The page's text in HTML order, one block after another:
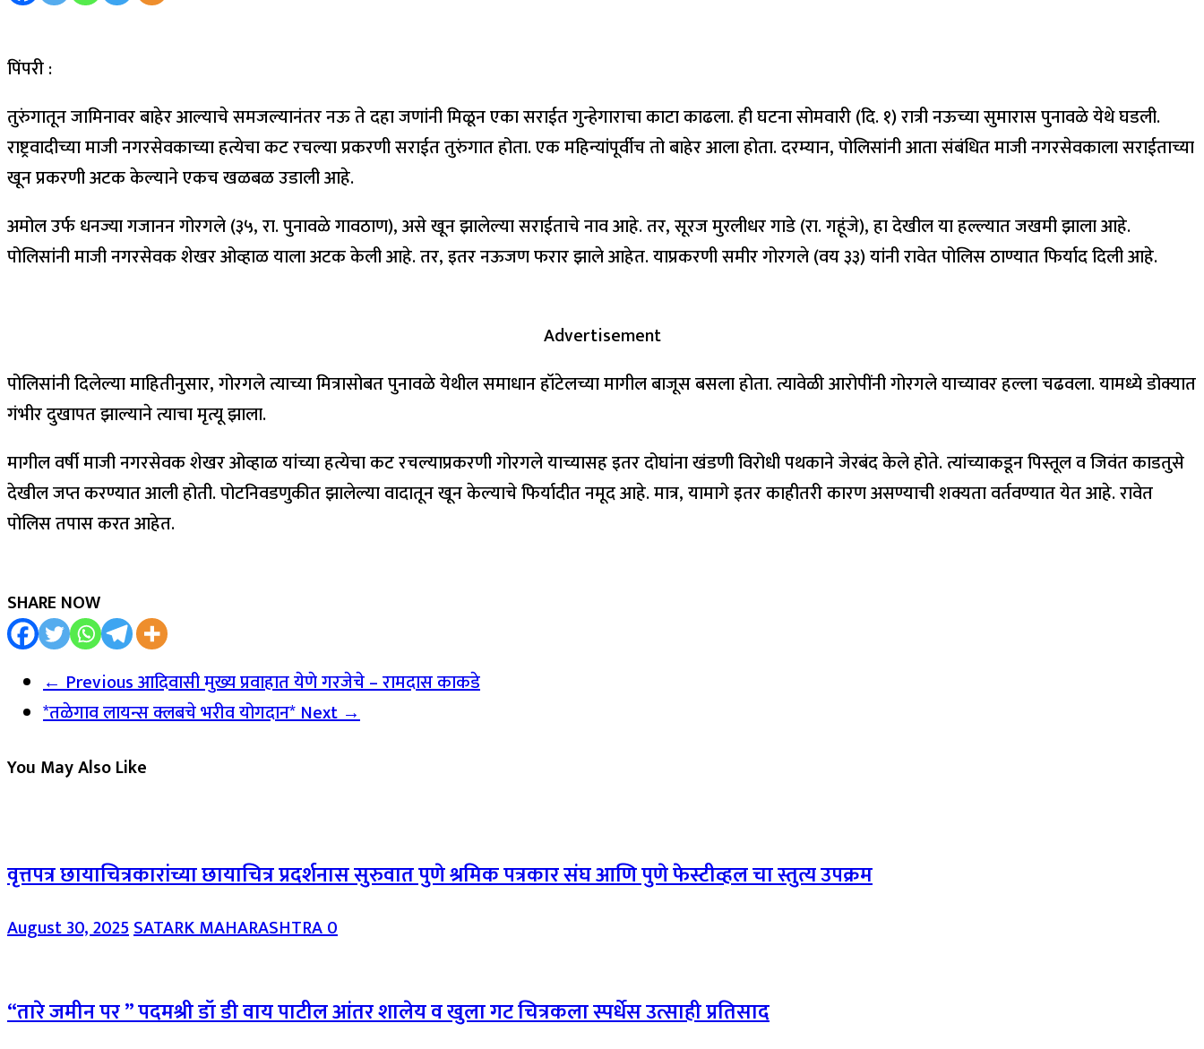
पिंपरी :
तुरुंगातून जामिनावर बाहेर आल्याचे समजल्यानंतर नऊ ते दहा जणांनी मिळून एका सराईत गुन्हेगाराचा काटा काढला. ही घटना सोमवारी (दि. १) रात्री नऊच्या सुमारास पुनावळे येथे घडली.
राष्ट्रवादीच्या माजी नगरसेवकाच्या हत्येचा कट रचल्या प्रकरणी सराईत तुरुंगात होता. एक महिन्यांपूर्वीच तो बाहेर आला होता. दरम्यान, पोलिसांनी आता संबंधित माजी नगरसेवकाला सराईताच्या
खून प्रकरणी अटक केल्याने एकच खळबळ उडाली आहे.
अमोल उर्फ धनज्या गजानन गोरगले (३५, रा. पुनावळे गावठाण), असे खून झालेल्या सराईताचे नाव आहे. तर, सूरज मुरलीधर गाडे (रा. गहूंजे), हा देखील या हल्ल्यात जखमी झाला आहे.
पोलिसांनी माजी नगरसेवक शेखर ओव्हाळ याला अटक केली आहे. तर, इतर नऊजण फरार झाले आहेत. याप्रकरणी समीर गोरगले (वय ३३) यांनी रावेत पोलिस ठाण्यात फिर्याद दिली आहे.
Advertisement
पोलिसांनी दिलेल्या माहितीनुसार, गोरगले त्याच्या मित्रासोबत पुनावळे येथील समाधान हॉटेलच्या मागील बाजूस बसला होता. त्यावेळी आरोपींनी गोरगले याच्यावर हल्ला चढवला. यामध्ये डोक्यात
गंभीर दुखापत झाल्याने त्याचा मृत्यू झाला.
मागील वर्षी माजी नगरसेवक शेखर ओव्हाळ यांच्या हत्येचा कट रचल्याप्रकरणी गोरगले याच्यासह इतर दोघांना खंडणी विरोधी पथकाने जेरबंद केले होते. त्यांच्याकडून पिस्तूल व जिवंत काडतुसे
देखील जप्त करण्यात आली होती. पोटनिवडणुकीत झालेल्या वादातून खून केल्याचे फिर्यादीत नमूद आहे. मात्र, यामागे इतर काहीतरी कारण असण्याची शक्यता वर्तवण्यात येत आहे. रावेत
पोलिस तपास करत आहेत.
SHARE NOW
← Previousआदिवासी मुख्य प्रवाहात येणे गरजेचे – रामदास काकडे
*तळेगाव लायन्स क्लबचे भरीव योगदान*Next →
You May Also Like
वृत्तपत्र छायाचित्रकारांच्या छायाचित्र प्रदर्शनास सुरुवात पुणे श्रमिक पत्रकार संघ आणि पुणे फेस्टीव्हल चा स्तुत्य उपक्रम
August 30, 2025SATARK MAHARASHTRA0
“तारे जमीन पर ” पदमश्री डॉ डी वाय पाटील आंतर शालेय व खुला गट चित्रकला स्पर्धेस उत्साही प्रतिसाद